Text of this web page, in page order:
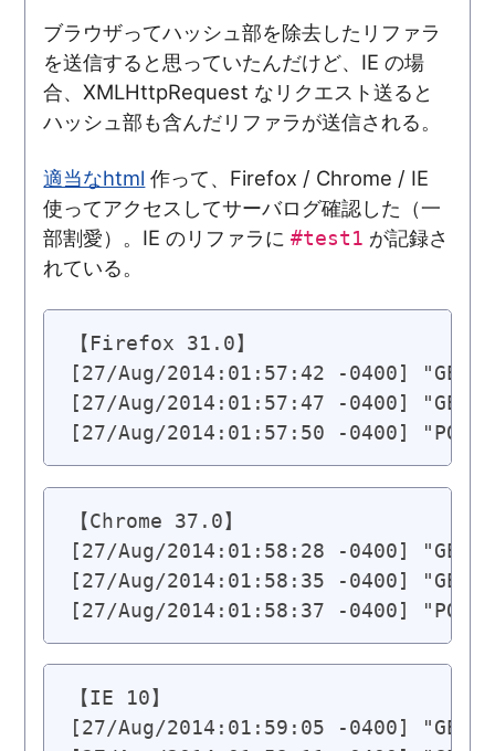
ブラウザってハッシュ部を除去したリファラ
を送信すると思っていたんだけど、IE の場
合、XMLHttpRequest なリクエスト送ると
ハッシュ部も含んだリファラが送信される。
適当なhtml 作って、Firefox / Chrome / IE
使ってアクセスしてサーバログ確認した（一
部割愛）。IE のリファラに#test1 が記録さ
れている。
【Firefox 31.0】
[27/Aug/2014:01:57:42 -0400]
[27/Aug/2014:01:57:47 -0400] "GET
[27/Aug/2014:01:57:50 -0400]
【Chrome 37.0】
[27/Aug/2014:01:58:28 -0400] "GET
[27/Aug/2014:01:58:35 -0400] "GET
[27/Aug/2014:01:58:37 -0400]
【IE 10】
[27/Aug/2014:01:59:05 -0400]